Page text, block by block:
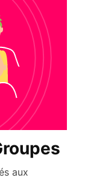
aux